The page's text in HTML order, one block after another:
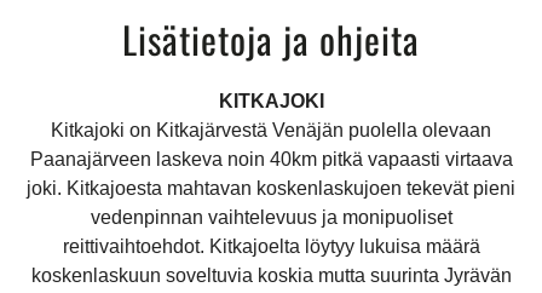
Lisätietoja ja ohjeita
KITKAJOKI
Kitkajoki on Kitkajärvestä Venäjän puolella olevaan
Paanajärveen laskeva noin 40km pitkä vapaasti virtaava
joki. Kitkajoesta mahtavan koskenlaskujoen tekevät pieni
vedenpinnan vaihtelevuus ja monipuoliset
reittivaihtoehdot. Kitkajoelta löytyy lukuisa määrä
koskenlaskuun soveltuvia koskia mutta suurinta Jyrävän